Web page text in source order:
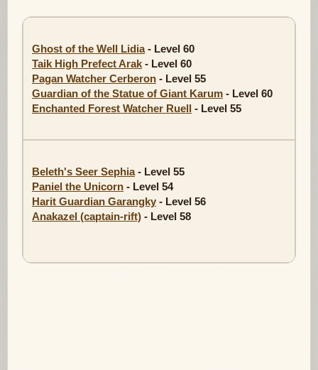
Ghost of the Well Lidia- Level 60
Taik High Prefect Arak - Level 60
Pagan Watcher Cerberon - Level 55
Guardian of the Statue of Giant Karum - Level 60
Enchanted Forest Watcher Ruell - Level 55
Beleth's Seer Sephia- Level 55
Paniel the Unicorn - Level 54
Harit Guardian Garangky - Level 56
Anakazel (captain-rift) - Level 58